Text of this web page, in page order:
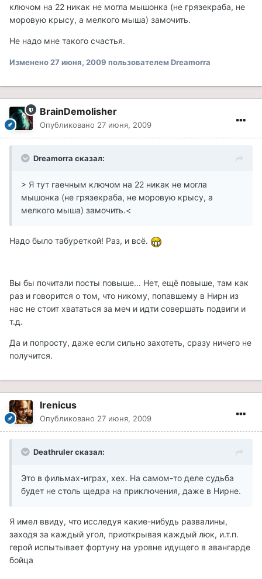
ключом на 22 никак не могла мышонка (не грязекраба, не
моровую крысу, а мелкого мыша) замочить.
Не надо мне такого счастья.
Изменено27 июня, 2009 пользователем Dreamorra
BrainDemolisher
Опубликовано 27 июня, 2009
Dreamorra сказал:
> Я тут гаечным ключом на 22 никак не могла
мышонка (не грязекраба, не моровую крысу, а
мелкого мыша) замочить.<
Надо было табуреткой! Раз, и всё.
Вы бы почитали посты повыше... Нет, ещё повыше, там как
раз и говорится о том, что никому, попавшему в Нирн из
нас не стоит хвататься за меч и идти совершать подвиги и
т.д.
Да и попросту, даже если сильно захотеть, сразу ничего не
получится.
Irenicus
Опубликовано 27 июня, 2009
Deathruler сказал:
Это в фильмах-играх, хех. На самом-то деле судьба
будет не столь щедра на приключения, даже в Нирне.
Я имел ввиду, что исследуя какие-нибудь развалины,
заходя за каждый угол, приоткрывая каждый люк, и.т.п.
герой испытывает фортуну на уровне идущего в авангарде
бойца